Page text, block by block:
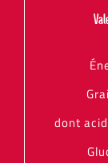
dont